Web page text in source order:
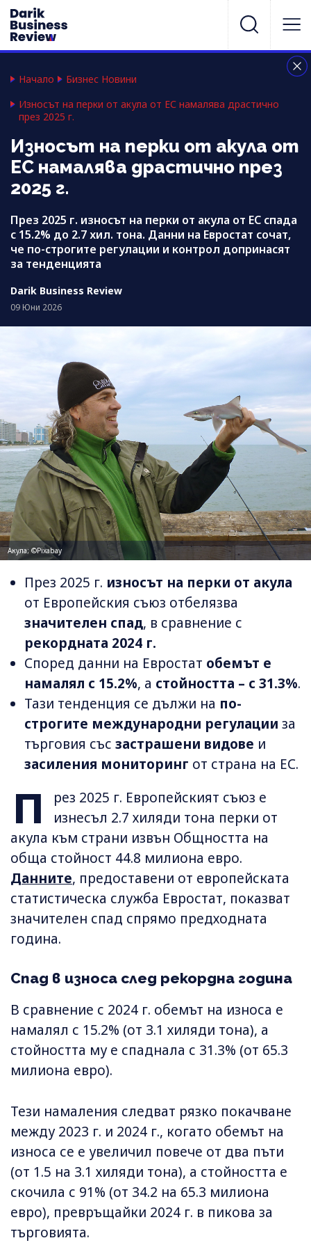
Начало
Бизнес Новини
Износът на перки от акула от ЕС намалява драстично
през 2025 г.
Износът на перки от акула от
ЕС намалява драстично през
2025 г.
През 2025 г. износът на перки от акула от ЕС спада
с 15.2% до 2.7 хил. тона. Данни на Евростат сочат,
че по-строгите регулации и контрол допринасят
за тенденцията
Darik Business Review
09 Юни 2026
Акула; ©Pixabay
През 2025 г. износът на перки от акула
от Европейския съюз отбелязва
значителен спад, в сравнение с
рекордната 2024 г.
Според данни на Евростат обемът е
намалял с 15.2%, а стойността – с 31.3%.
Тази тенденция се дължи на по-
строгите международни регулации за
търговия със застрашени видове и
засиления мониторинг от страна на ЕС.
П
рез 2025 г. Европейският съюз е
изнесъл 2.7 хиляди тона перки от
акула към страни извън Общността на
обща стойност 44.8 милиона евро.
Данните, предоставени от европейската
статистическа служба Евростат, показват
значителен спад спрямо предходната
година.
Спад в износа след рекордна година
В сравнение с 2024 г. обемът на износа е
намалял с 15.2% (от 3.1 хиляди тона), а
стойността му е спаднала с 31.3% (от 65.3
милиона евро).
Тези намаления следват рязко покачване
между 2023 г. и 2024 г., когато обемът на
износа се е увеличил повече от два пъти
(от 1.5 на 3.1 хиляди тона), а стойността е
скочила с 91% (от 34.2 на 65.3 милиона
евро), превръщайки 2024 г. в пикова за
търговията.